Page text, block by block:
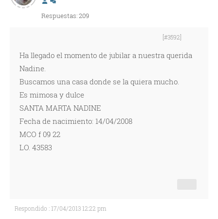
Respuestas: 209
[#3592]
Ha llegado el momento de jubilar a nuestra querida
Nadine.
Buscamos una casa donde se la quiera mucho.
Es mimosa y dulce
SANTA MARTA NADINE
Fecha de nacimiento: 14/04/2008
MCO f 09 22
LO. 43583
Respondido : 17/04/2013 12:22 pm